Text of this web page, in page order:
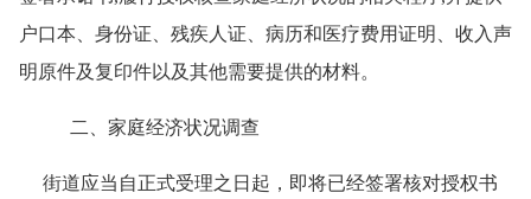
户口本、身份证、残疾人证、病历和医疗费用证明、收入声
明原件及复印件以及其他需要提供的材料。
二、家庭经济状况调查
街道应当自正式受理之日起，即将已经签署核对授权书